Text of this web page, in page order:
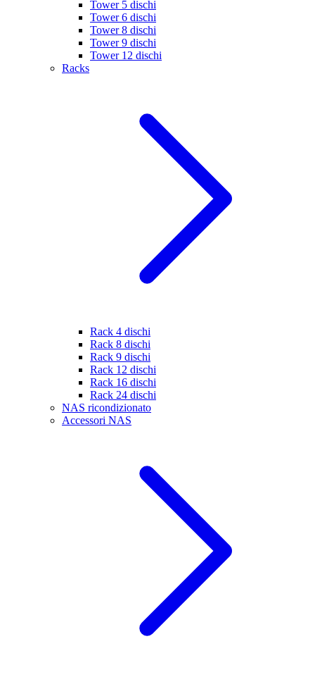
Tower 5 dischi
Tower 6 dischi
Tower 8 dischi
Tower 9 dischi
Tower 12 dischi
Racks
Rack 4 dischi
Rack 8 dischi
Rack 9 dischi
Rack 12 dischi
Rack 16 dischi
Rack 24 dischi
NAS ricondizionato
Accessori NAS